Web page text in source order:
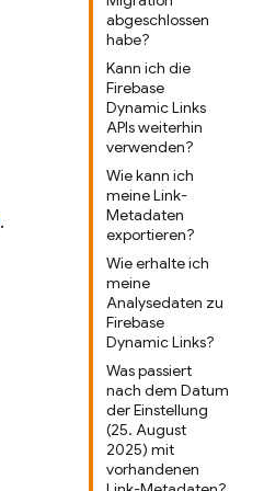
abgeschlossen
habe?
Kann ich die
Firebase
Dynamic Links
APIs weiterhin
verwenden?
Wie kann ich
meine Link-
Metadaten
exportieren?
Wie erhalte ich
meine
Analysedaten zu
Firebase
Dynamic Links?
Was passiert
nach dem Datum
der Einstellung
(25. August
2025) mit
vorhandenen
.